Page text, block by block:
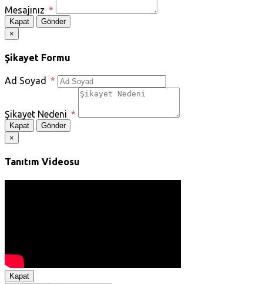
Mesajınız *
Kapat
Gönder
×
Şikayet Formu
Ad Soyad *
Şikayet Nedeni *
Kapat
Gönder
×
Tanıtım Videosu
Kapat